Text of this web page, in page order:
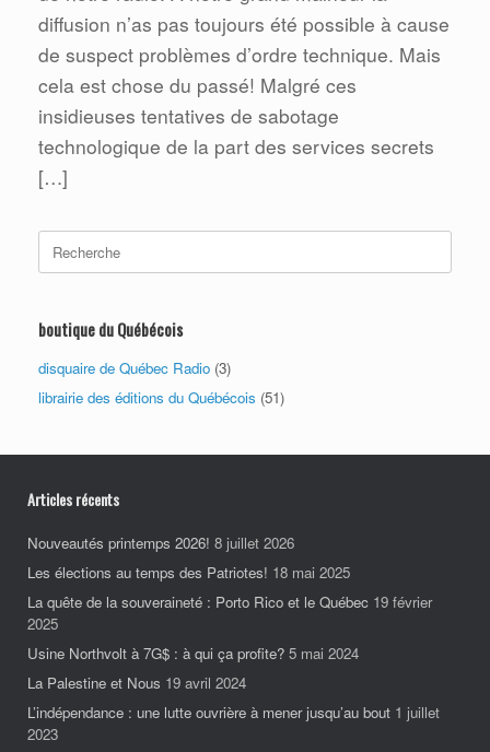
diffusion n’as pas toujours été possible à cause
de suspect problèmes d’ordre technique. Mais
cela est chose du passé! Malgré ces
insidieuses tentatives de sabotage
technologique de la part des services secrets
[…]
Search
for:
boutique du Québécois
disquaire de Québec Radio (3)
librairie des éditions du Québécois (51)
Articles récents
Nouveautés printemps 2026! 8 juillet 2026
Les élections au temps des Patriotes! 18 mai 2025
La quête de la souveraineté : Porto Rico et le Québec 19 février
2025
Usine Northvolt à 7G$ : à qui ça profite? 5 mai 2024
La Palestine et Nous 19 avril 2024
L’indépendance : une lutte ouvrière à mener jusqu’au bout 1 juillet
2023